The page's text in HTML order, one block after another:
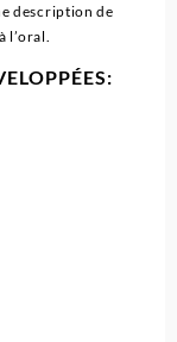
description de